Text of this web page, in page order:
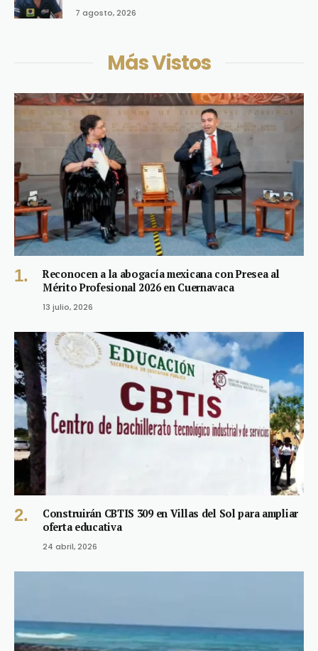
7 agosto, 2026
Más Vistos
Reconocen a la abogacía mexicana con Presea al
Mérito Profesional 2026 en Cuernavaca
13 julio, 2026
Construirán CBTIS 309 en Villas del Sol para ampliar
oferta educativa
24 abril, 2026